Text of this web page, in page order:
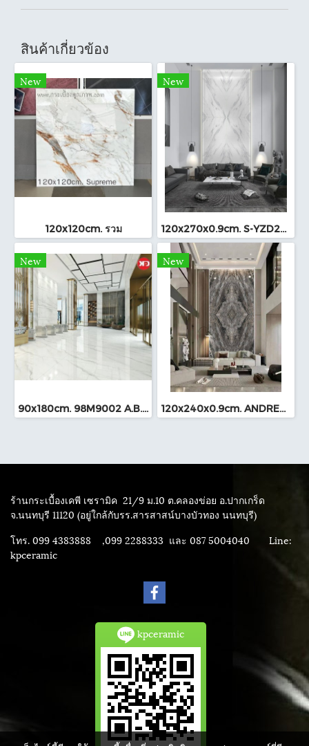
สินค้าเกี่ยวข้อง
New
120x120cm. รวม
New
120x270x0.9cm. S-YZD270926 Bookmatch (หนา 9mm.)
New
90x180cm. 98M9002 A.B.C
New
120x240x0.9cm. ANDRES BROWN Bookmatch (249L-323)
ร้านกระเบื้องเคพี เซรามิค 21/9 ม.10 ต.คลองข่อย อ.ปากเกร็ด
จ.นนทบุรี 11120 (อยู่ใกล้กับรร.สารสาสน์บางบัวทอง นนทบุรี)
โทร. 099 4383888 ,099 2288333 และ 087 5004040 Line:
kpceramic
kpceramic